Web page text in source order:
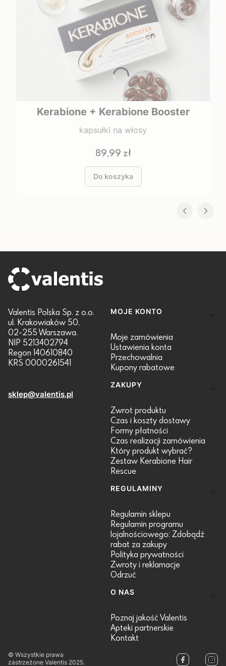
Kerabione + Kerabione Booster
kapsułki na włosy
Cena
89,99 zł
Do koszyka
Valentis Polska Sp. z o.o.
ul. Krakowiaków 50,
02-255 Warszawa.
NIP 5213402794
Regon 140610840
KRS 0000261541
sklep@valentis.pl
Linki w stopce
MOJE KONTO
Moje zamówienia
Ustawienia konta
Przechowalnia
Kupony rabatowe
ZAKUPY
Zwrot produktu
Czas i koszty dostawy
Formy płatności
Czas realizacji zamówienia
Który produkt wybrać?
Zestaw Kerabione Hair
Rescue
REGULAMINY
Regulamin sklepu
Regulamin programu
lojalnościowego: Zdobądź
rabat za zakupy
Polityka prywatności
Zwroty i reklamacje
Odrzuć
O NAS
Poznaj jakość Valentis
Apteki partnerskie
Kontakt
© Wszystkie prawa
zastrzeżone Valentis 2025.